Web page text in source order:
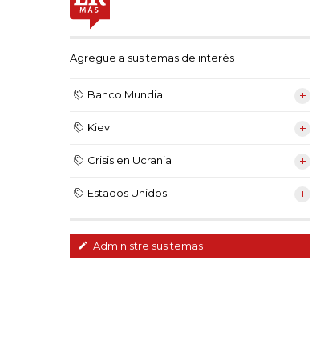
Agregue a sus temas de interés
Banco Mundial
Kiev
Crisis en Ucrania
Estados Unidos
Administre sus temas